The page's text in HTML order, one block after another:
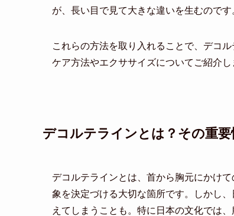
が、長い目で見て大きな違いを生むのです
これらの方法を取り入れることで、デコ
ケア方法やエクササイズについてご紹介し
デコルテラインとは？その重要
デコルテラインとは、首から胸元にかけ
象を決定づける大切な箇所です。しかし
えてしまうことも。特に日本の文化では